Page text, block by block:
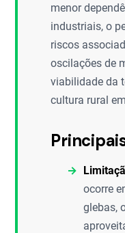
menor
industriais, o
riscos
oscilações de
viabilidade da
cultura rural
ocorre
glebas,